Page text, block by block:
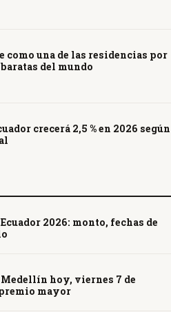
como una de las residencias por
del mundo
crecerá 2,5 % en 2026 según
2026: monto, fechas de
hoy, viernes 7 de
mayor